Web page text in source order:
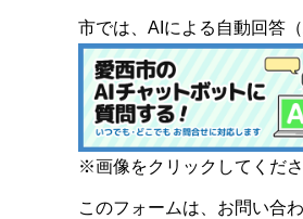
市では、AIによる自動回答
※画像をクリックしてくださ
このフォームは、お問い合